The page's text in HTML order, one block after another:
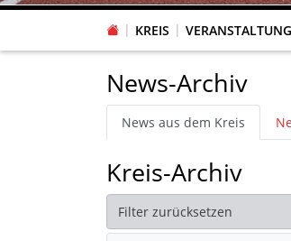
KREIS
News-Archiv
News aus dem Kreis
Kreis-Archiv
Filter zurücksetzen